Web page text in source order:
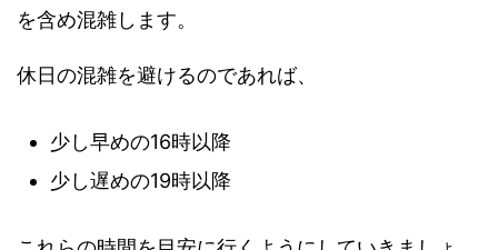
を含め混雑します。
休日の混雑を避けるのであれば、
少し早めの16時以降
少し遅めの19時以降